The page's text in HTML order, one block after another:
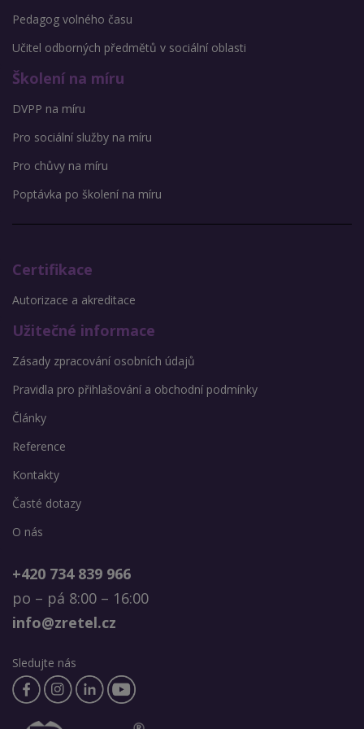
Pedagog volného času
Učitel odborných předmětů v sociální oblasti
Školení na míru
DVPP na míru
Pro sociální služby na míru
Pro chůvy na míru
Poptávka po školení na míru
Certifikace
Autorizace a akreditace
Užitečné informace
Zásady zpracování osobních údajů
Pravidla pro přihlašování a obchodní podmínky
Články
Reference
Kontakty
Časté dotazy
O nás
+420 734 839 966
po – pá 8:00 – 16:00
info@zretel.cz
Sledujte nás